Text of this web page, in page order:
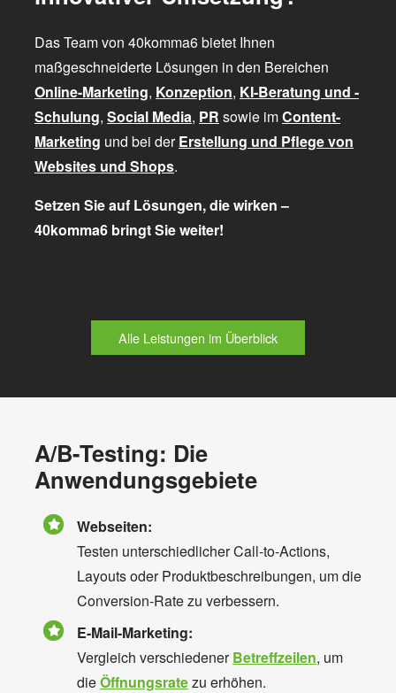
Das Team von 40komma6 bietet Ihnen
maßgeschneiderte Lösungen in den Bereichen
Online-Marketing, Konzeption, KI-Beratung und -
Schulung, Social Media, PR sowie imContent-
Marketing und bei derErstellung und Pflege von
Websites und Shops.
Setzen Sie auf Lösungen, die wirken –
40komma6 bringt Sie weiter!
Alle Leistungen im Überblick
A/B-Testing: Die
Anwendungsgebiete
Webseiten:
Testen unterschiedlicher Call-to-Actions,
Layouts oder Produktbeschreibungen, um die
Conversion-Rate zu verbessern.
E-Mail-Marketing:
Vergleich verschiedenerBetreffzeilen, um
dieÖffnungsratezu erhöhen.